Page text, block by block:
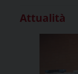
Attualità